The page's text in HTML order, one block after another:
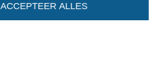
ACCEPTEER ALLES